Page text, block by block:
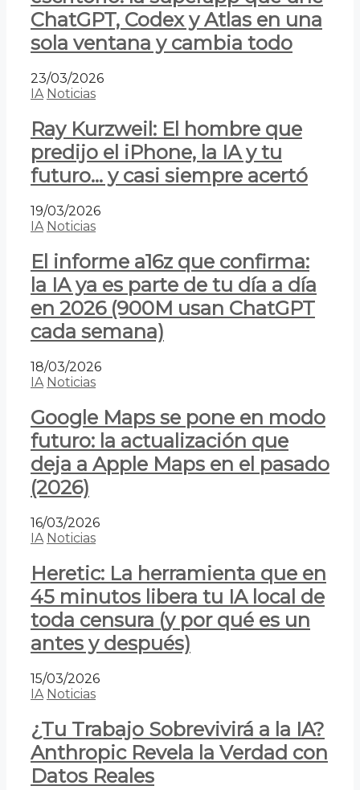
ChatGPT, Codex y Atlas en una
sola ventana y cambia todo
23/03/2026
IA Noticias
Ray Kurzweil: El hombre que
predijo el iPhone, la IA y tu
futuro… y casi siempre acertó
19/03/2026
IA Noticias
El informe a16z que confirma:
la IA ya es parte de tu día a día
en 2026 (900M usan ChatGPT
cada semana)
18/03/2026
IA Noticias
Google Maps se pone en modo
futuro: la actualización que
deja a Apple Maps en el pasado
(2026)
16/03/2026
IA Noticias
Heretic: La herramienta que en
45 minutos libera tu IA local de
toda censura (y por qué es un
antes y después)
15/03/2026
IA Noticias
¿Tu Trabajo Sobrevivirá a la IA?
Anthropic Revela la Verdad con
Datos Reales